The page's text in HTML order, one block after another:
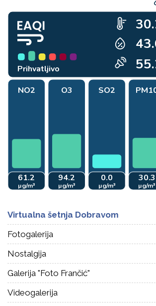
Virtualna šetnja Dobravom
Fotogalerija
Nostalgija
Galerija "Foto Frančić"
Videogalerija